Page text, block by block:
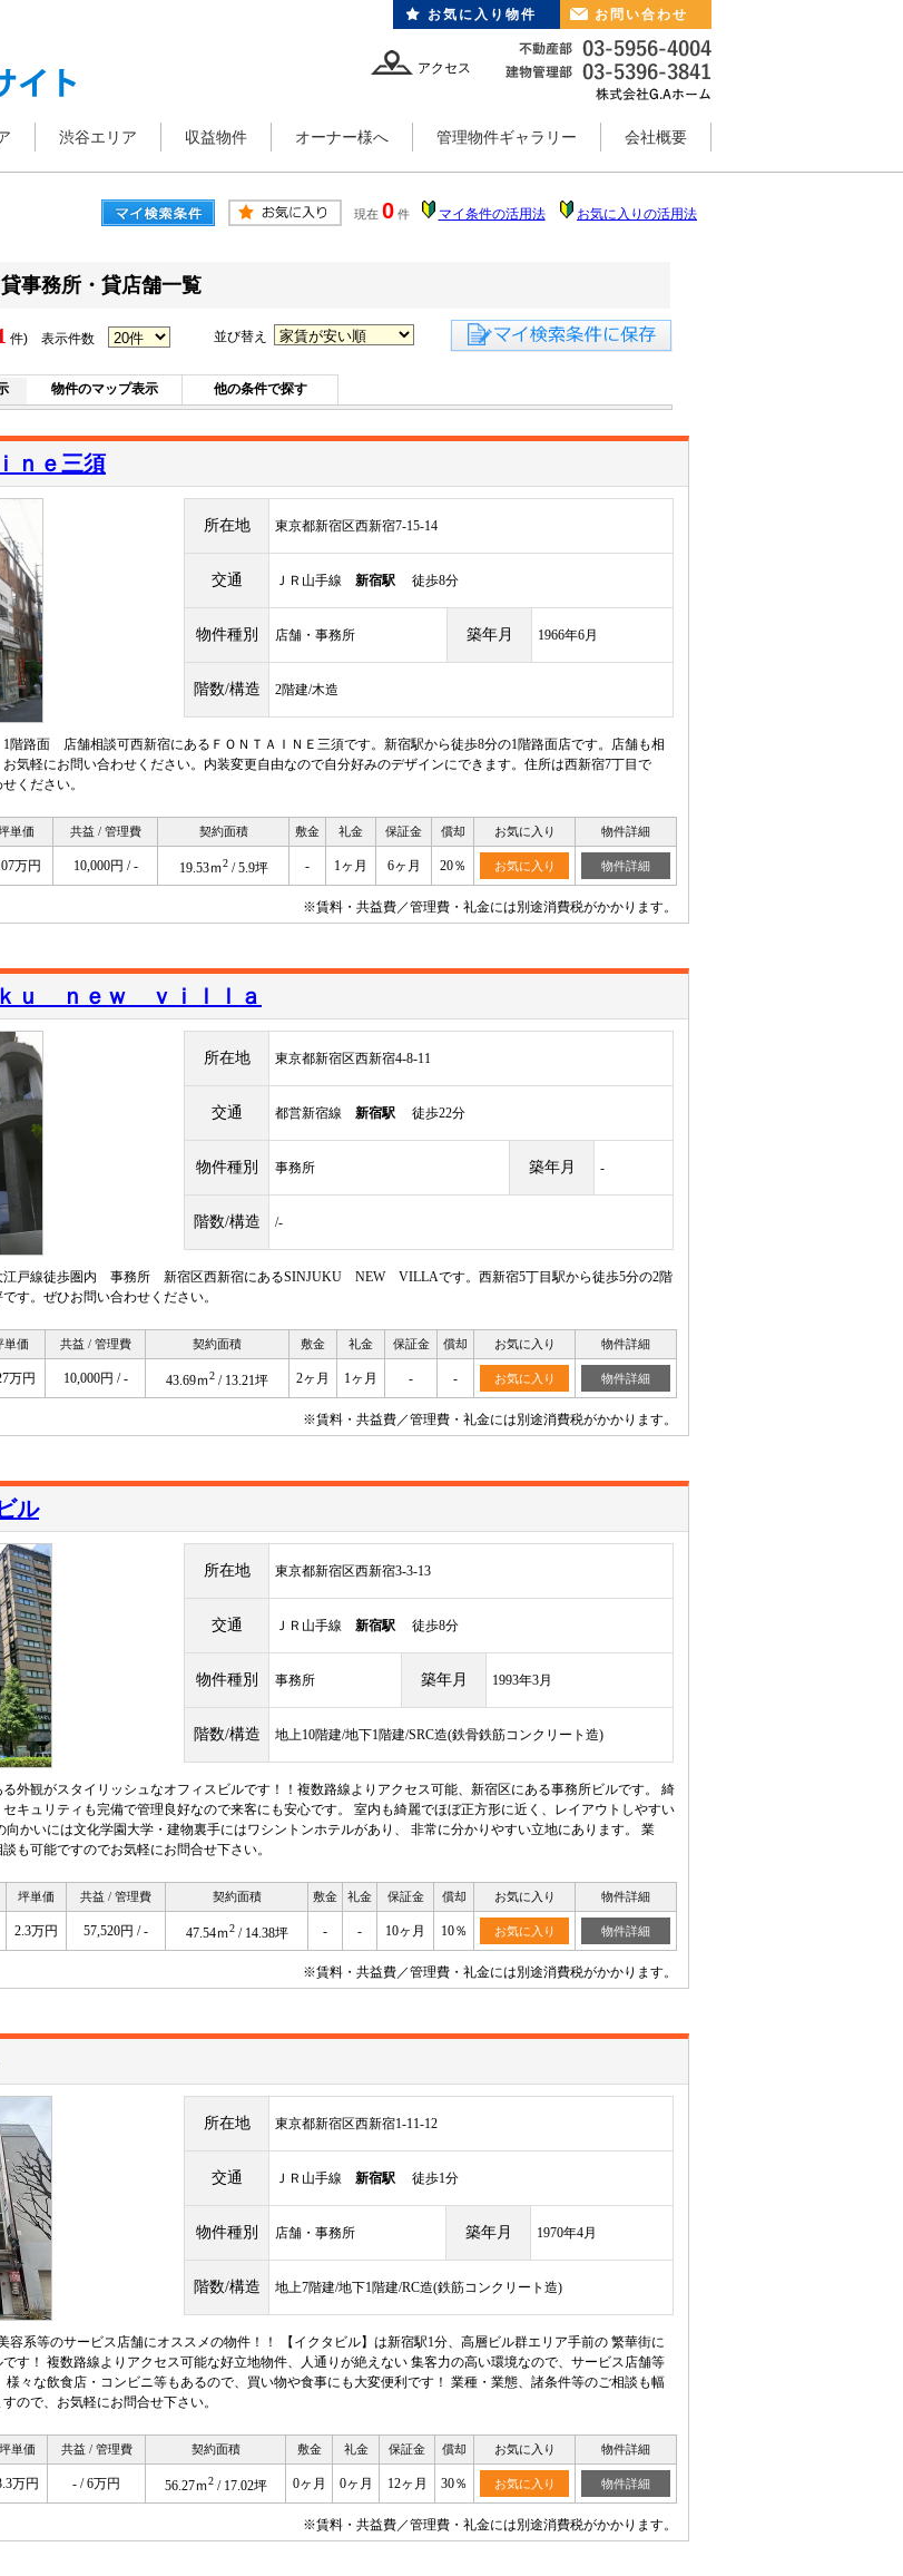
アクセス
お気に入り物件 お問い合わせ
渋谷エリア 収益物件 オーナー様へ 管理物件ギャラリー 会社概要
現在 0 件 マイ条件の活用法 お気に入りの活用法
事務所・貸店舗一覧
件) 表示件数 並び替え
物件のマップ表示 他の条件で探す
ｎｅ三須
所在地 東京都新宿区西新宿7-15-14
交通 ＪＲ山手線 新宿駅 徒歩8分
物件種別 店舗・事務所 築年月 1966年6月
階数/構造 2階建/木造
路面 店舗相談可西新宿にあるＦＯＮＴＡＩＮＥ三須です。新宿駅から徒歩8分の1階路面店です。店舗も相
気軽にお問い合わせください。内装変更自由なので自分好みのデザインにできます。住所は西新宿7丁目で
ください。
単価 共益 / 管理費 契約面積 敷金 礼金 保証金 償却 お気に入り 物件詳細
万円 10,000円 / - 19.53ｍ2/ 5.9坪 - 1ヶ月 6ヶ月 20％ お気に入り 物件詳細
※賃料・共益費／管理費・礼金には別途消費税がかかります。
ｋｕ ｎｅｗ ｖｉｌｌａ
所在地 東京都新宿区西新宿4-8-11
交通 都営新宿線 新宿駅 徒歩22分
物件種別 事務所 築年月 -
階数/構造 /-
戸線徒歩圏内 事務所 新宿区西新宿にあるSINJUKU NEW VILLAです。西新宿5丁目駅から徒歩5分の2階
す。ぜひお問い合わせください。
単価 共益 / 管理費 契約面積 敷金 礼金 保証金 償却 お気に入り 物件詳細
万円 10,000円 / - 43.69ｍ2 / 13.21坪 2ヶ月 1ヶ月 - - お気に入り 物件詳細
※賃料・共益費／管理費・礼金には別途消費税がかかります。
ル
所在地 東京都新宿区西新宿3-3-13
交通 ＪＲ山手線 新宿駅 徒歩8分
物件種別 事務所 築年月 1993年3月
階数/構造 地上10階建/地下1階建/SRC造(鉄骨鉄筋コンクリート造)
外観がスタイリッシュなオフィスビルです！！複数路線よりアクセス可能、新宿区にある事務所ビルです。 綺
キュリティも完備で管理良好なので来客にも安心です。 室内も綺麗でほぼ正方形に近く、レイアウトしやすい
向かいには文化学園大学・建物裏手にはワシントンホテルがあり、 非常に分かりやすい立地にあります。 業
も可能ですのでお気軽にお問合せ下さい。
坪単価 共益 / 管理費 契約面積 敷金 礼金 保証金 償却 お気に入り 物件詳細
2.3万円 57,520円 / - 47.54ｍ2/ 14.38坪 - - 10ヶ月 10％ お気に入り 物件詳細
※賃料・共益費／管理費・礼金には別途消費税がかかります。
所在地 東京都新宿区西新宿1-11-12
交通 ＪＲ山手線 新宿駅 徒歩1分
物件種別 店舗・事務所 築年月 1970年4月
階数/構造 地上7階建/地下1階建/RC造(鉄筋コンクリート造)
容系等のサービス店舗にオススメの物件！！ 【イクタビル】は新宿駅1分、高層ビル群エリア手前の 繁華街に
す！ 複数路線よりアクセス可能な好立地物件、人通りが絶えない 集客力の高い環境なので、サービス店舗等
様々な飲食店・コンビニ等もあるので、買い物や食事にも大変便利です！ 業種・業態、諸条件等のご相談も幅
ので、お気軽にお問合せ下さい。
坪単価 共益 / 管理費 契約面積 敷金 礼金 保証金 償却 お気に入り 物件詳細
万円 - / 6万円 56.27ｍ2/ 17.02坪 0ヶ月 0ヶ月 12ヶ月 30％ お気に入り 物件詳細
※賃料・共益費／管理費・礼金には別途消費税がかかります。